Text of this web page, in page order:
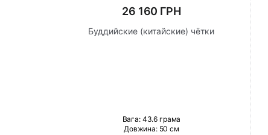
26 160 ГРН
Буддийские (китайские) чётки
Вага: 43.6 грама
Довжина:50 см